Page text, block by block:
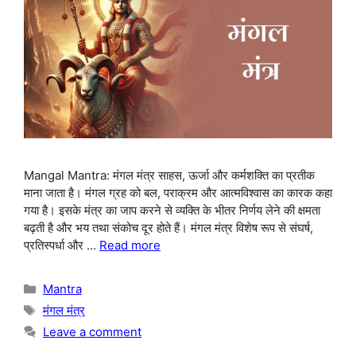
Mangal Mantra: मंगल मंत्र साहस, ऊर्जा और कर्मशक्ति का प्रतीक
माना जाता है। मंगल ग्रह को बल, पराक्रम और आत्मविश्वास का कारक कहा
गया है। इसके मंत्र का जाप करने से व्यक्ति के भीतर निर्णय लेने की क्षमता
बढ़ती है और भय तथा संकोच दूर होते हैं। मंगल मंत्र विशेष रूप से संघर्ष,
प्रतिस्पर्धा और … Read more
Categories
Mantra
Tags
मंगल मंत्र
Leave a comment